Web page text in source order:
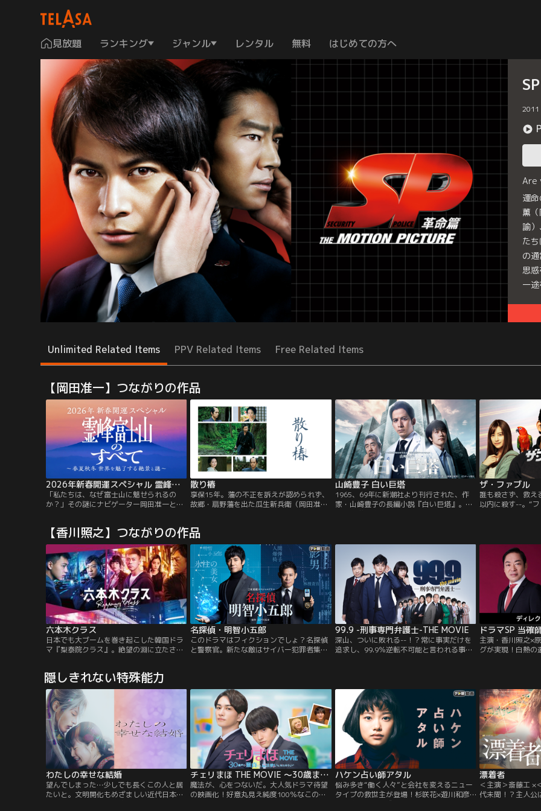
見放題 ランキング ジャンル レンタル 無料 はじめての方へ
2011
Are
運
薫
諭
た
の
思
一
Unlimited Related Items PPV Related Items Free Related Items
【岡田准一】つながりの作品
2026年新春開運スペシャル 霊峰富士山のすべて
「私たちは、なぜ富士山に魅せられるの
か？」その謎にナビゲーター岡田准一と蒔
組オリジナル曲と共に紹介。絶景・信仰・
歴史・芸術・命の水…、富士山をさまざま
な側面から解き明かす。そして岡田准一が
富士登山、目の当たりにした御来光…その
時、何を想うのか！？蒔田彩珠は、葛飾北
斎の芸術や命の水が織りなす不思議、樹海
の生命力に迫ります。日本人に愛され続け
る富士山の神秘に感動必至！
散り椿
享保15年。藩の不正を訴えが認められず、
故郷・扇野藩を出た瓜生新兵衛（岡田准
助けていただきたいのです……」と。采女
とは、平山道場・四天王の一人で新兵衛に
とって良き友であったが、二人には新兵衛
の離郷に関わる大きな因縁があったのだ。
山崎豊子 白い巨塔
1965、69年に新潮社より刊行された、作
家・山崎豊子の長編小説『白い巨塔』。大
発行部数はシリーズ累計600万部を突破。
刊行から50年経った今でも、多くの人に愛
され続けています。今作では物語の設定を
2019年に置きかえ、現代の最新医療ならで
はの、今までにない新たな『白い巨塔』の
世界を醸成していきます。
ザ・ファブル
誰も殺さず、救え
以内に殺す--。“
「一年間、誰も殺
普通に暮らせ。
俺がお前を殺す
ラという偽名を
【香川照之】つながりの作品
六本木クラス
日本でも大ブームを巻き起こした韓国ドラ
マ『梨泰院クラス』。絶望の淵に立たされ
立ち向かっていく≪下剋上≫を主軸に、≪
ラブストーリー≫そして≪青春群像劇≫が
交錯した“究極のエンターテインメント”
名探偵・明智小五郎
このドラマはフィクションでしょ？名探偵
と警察官。新たな敵はサイバー犯罪者集
99.9 -刑事専門弁護士-THE MOVIE
深山、ついに敗れる--！？常に事実だけを
追求し、99.9％逆転不可能と言われる事件
のもと、新米弁護士・穂乃果（杉咲花）も
加わり、日々事件に挑み続けていた。ある
日、彼らのもとに舞い込んできたのは、15
年前に起きた…。
主演・香川照之×
グが実現！白熱の
に挑むのは--凄
達磨（ひじり・た
99％を誇ることか
つ、百戦錬磨の人
隠しきれない特殊能力
わたしの幸せな結婚
望んでしまった…少しでも長くこの人と居
たいと。文明開化もめざましい近代日本。
チェリまほ THE MOVIE ～30歳まで童貞だと魔法使いになれるらしい～
魔法が、心をつないだ。大人気ドラマ待望
の映画化！好意丸見え純度100％なこの恋
ハケン占い師アタル
悩み多き“働く人々”と会社を変えるニュー
タイプの救世主が登場！杉咲花×遊川和彦
が仕掛ける、平成最後の新“働き方改革”
漂着者
＜主演＞斎藤工 ×
代未聞！？主人公